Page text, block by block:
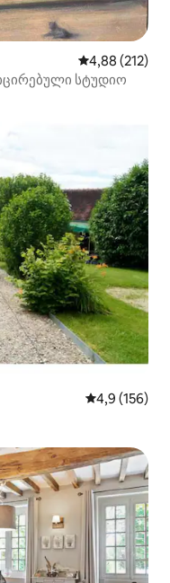
საშუალო
4,88 (212)
სტუდიო
საშუალო
4,9 (156)